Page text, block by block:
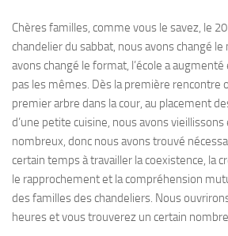
Chères familles, comme vous le savez, le
chandelier du sabbat, nous avons changé
avons changé le format, l’école a
pas les mêmes. Dès la première rencontre
premier arbre dans la cour, au placement
d’une petite cuisine, nous avons
nombreux, donc nous avons trouvé
certain temps à travailler la coexistence, la
le rapprochement et la compréhension
des familles des chandeliers. Nous
heures et vous trouverez un certain nombre